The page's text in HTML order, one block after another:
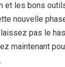
et les bons
nouvelle
pas le
maintenant